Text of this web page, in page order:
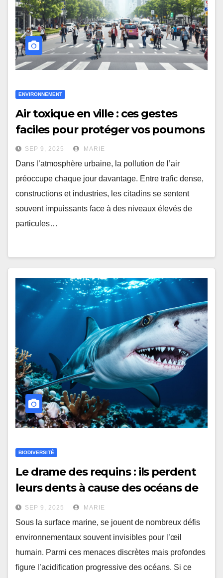
ENVIRONNEMENT
Air toxique en ville : ces gestes
faciles pour protéger vos poumons
SEP 9, 2025 MARIE
Dans l’atmosphère urbaine, la pollution de l’air
préoccupe chaque jour davantage. Entre trafic dense,
constructions et industries, les citadins se sentent
souvent impuissants face à des niveaux élevés de
particules…
BIODIVERSITÉ
Le drame des requins : ils perdent
leurs dents à cause des océans de
plus en plus acides
SEP 9, 2025 MARIE
Sous la surface marine, se jouent de nombreux défis
environnementaux souvent invisibles pour l’œil
humain. Parmi ces menaces discrètes mais profondes
figure l’acidification progressive des océans. Si ce